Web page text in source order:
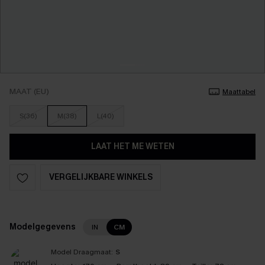
MAAT (EU) Maattabel
S(36) M(38) L(40)
LAAT HET ME WETEN
VERGELIJKBARE WINKELS
Modelgegevens IN CM
Model Draagmaat: S